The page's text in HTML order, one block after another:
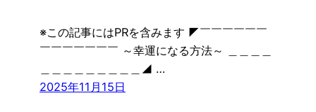
※この記事にはPRを含みます ◤￣￣￣￣￣￣
￣￣￣￣￣￣￣ ～幸運になる方法～ ＿＿＿＿
＿＿＿＿＿＿＿＿＿◢ …
2025年11月15日